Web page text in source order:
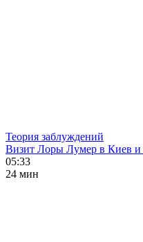
Теория заблуждений
Визит Лоры Лумер в Киев и
05:33
24 мин